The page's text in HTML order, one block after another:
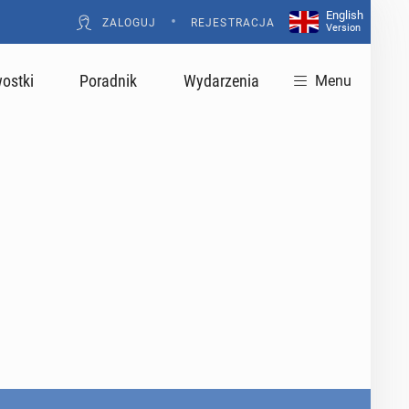
ZALOGUJ • REJESTRACJA
English
Version
Poradnik Wydarzenia Menu